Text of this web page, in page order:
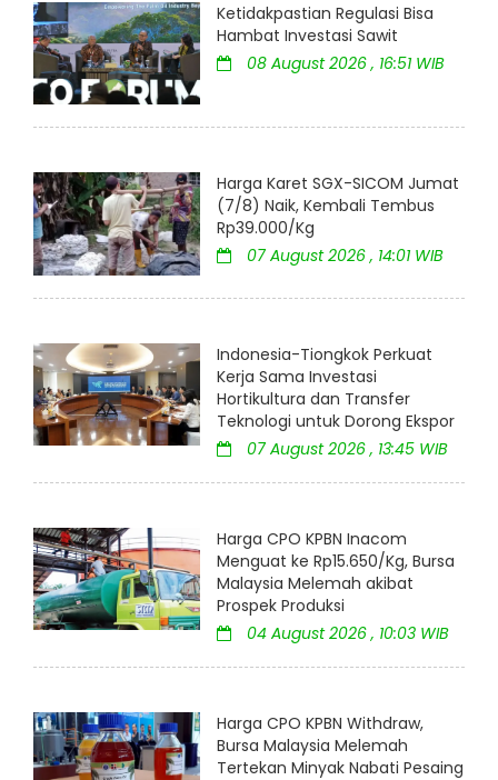
Ketidakpastian Regulasi Bisa
Hambat Investasi Sawit
08 August 2026 , 16:51 WIB
Harga Karet SGX-SICOM Jumat
(7/8) Naik, Kembali Tembus
Rp39.000/Kg
07 August 2026 , 14:01 WIB
Indonesia-Tiongkok Perkuat
Kerja Sama Investasi
Hortikultura dan Transfer
Teknologi untuk Dorong Ekspor
07 August 2026 , 13:45 WIB
Harga CPO KPBN Inacom
Menguat ke Rp15.650/Kg, Bursa
Malaysia Melemah akibat
Prospek Produksi
04 August 2026 , 10:03 WIB
Harga CPO KPBN Withdraw,
Bursa Malaysia Melemah
Tertekan Minyak Nabati Pesaing